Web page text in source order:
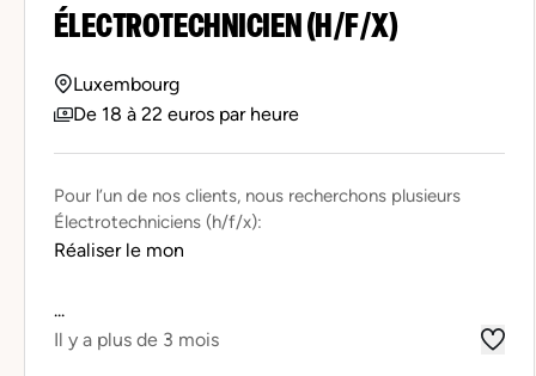
ÉLECTROTECHNICIEN (H/F/X)
Luxembourg
De 18 à 22 euros par heure
Pour l’un de nos clients, nous recherchons plusieurs
Électrotechniciens (h/f/x):
Réaliser le mon
...
Il y a plus de 3 mois